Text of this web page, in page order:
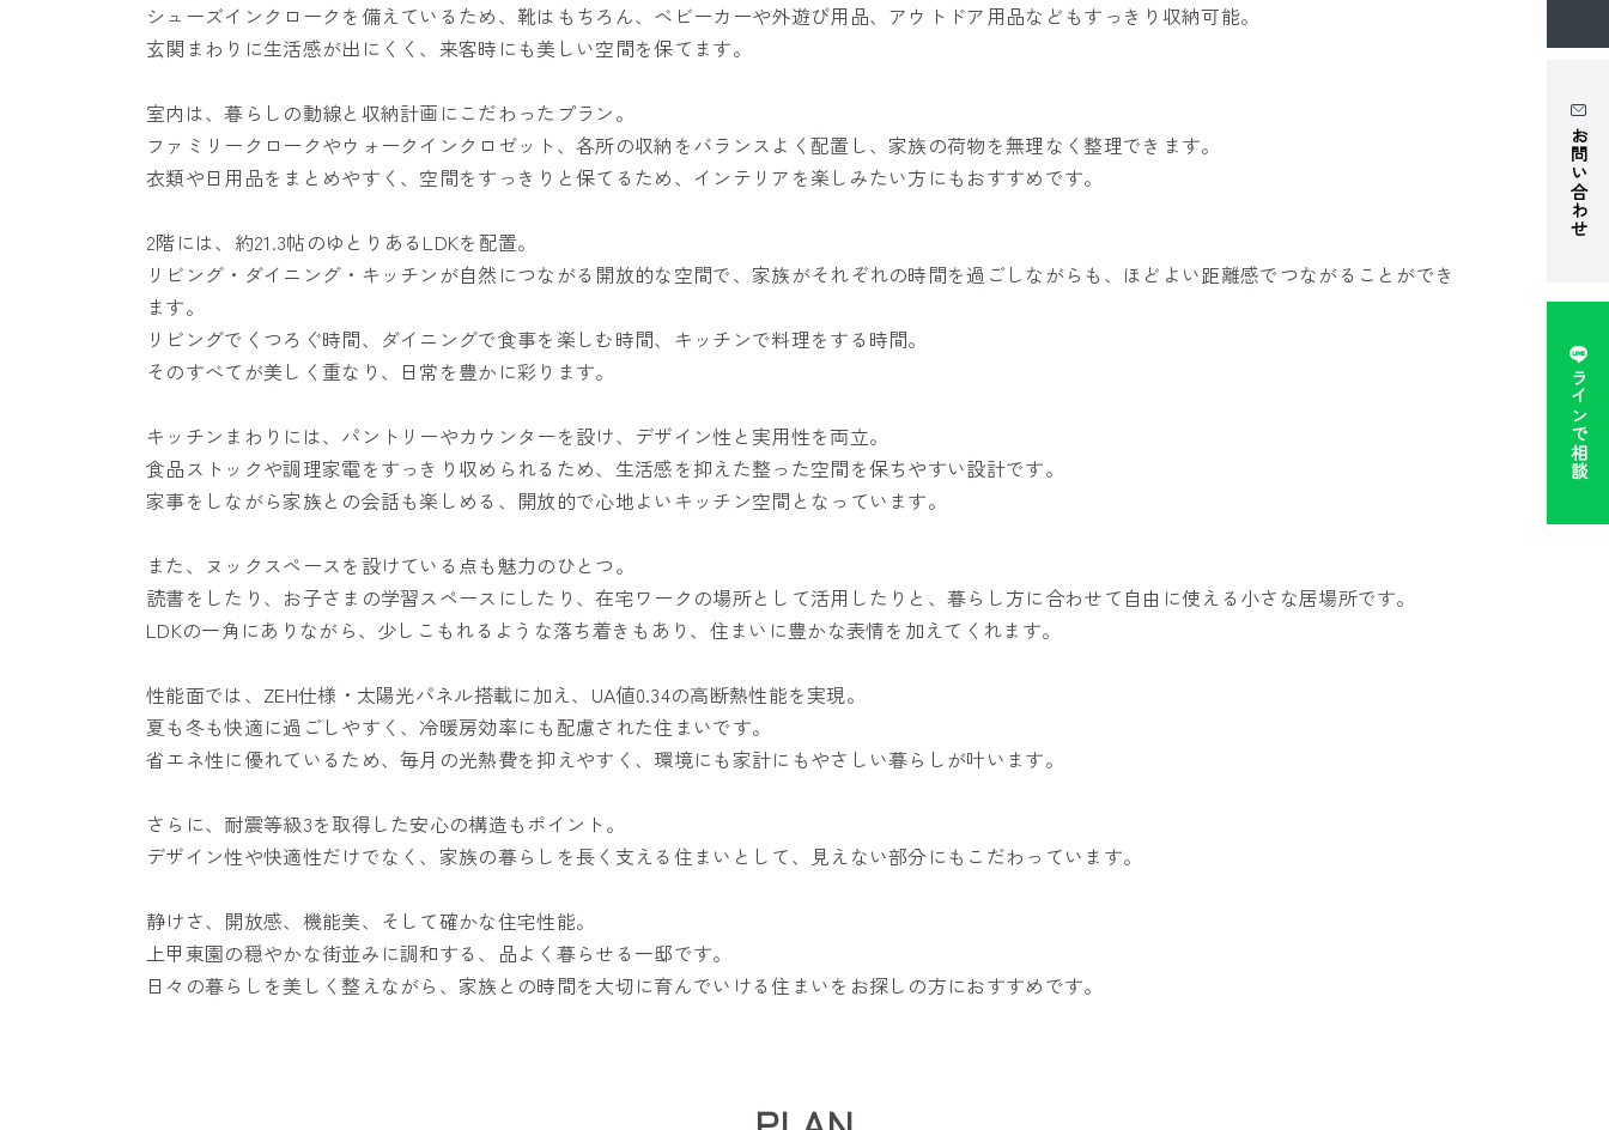
お問い合わせ
ラインで相談
シューズインクロークを備えているため、靴はもちろん、ベビーカーや外遊び用品、アウトドア用品などもすっきり収納可能。
玄関まわりに生活感が出にくく、来客時にも美しい空間を保てます。
室内は、暮らしの動線と収納計画にこだわったプラン。
ファミリークロークやウォークインクロゼット、各所の収納をバランスよく配置し、家族の荷物を無理なく整理できます。
衣類や日用品をまとめやすく、空間をすっきりと保てるため、インテリアを楽しみたい方にもおすすめです。
2階には、約21.3帖のゆとりあるLDKを配置。
リビング・ダイニング・キッチンが自然につながる開放的な空間で、家族がそれぞれの時間を過ごしながらも、ほどよい距離感でつながることができ
ます。
リビングでくつろぐ時間、ダイニングで食事を楽しむ時間、キッチンで料理をする時間。
そのすべてが美しく重なり、日常を豊かに彩ります。
キッチンまわりには、パントリーやカウンターを設け、デザイン性と実用性を両立。
食品ストックや調理家電をすっきり収められるため、生活感を抑えた整った空間を保ちやすい設計です。
家事をしながら家族との会話も楽しめる、開放的で心地よいキッチン空間となっています。
また、ヌックスペースを設けている点も魅力のひとつ。
読書をしたり、お子さまの学習スペースにしたり、在宅ワークの場所として活用したりと、暮らし方に合わせて自由に使える小さな居場所です。
LDKの一角にありながら、少しこもれるような落ち着きもあり、住まいに豊かな表情を加えてくれます。
性能面では、ZEH仕様・太陽光パネル搭載に加え、UA値0.34の高断熱性能を実現。
夏も冬も快適に過ごしやすく、冷暖房効率にも配慮された住まいです。
省エネ性に優れているため、毎月の光熱費を抑えやすく、環境にも家計にもやさしい暮らしが叶います。
さらに、耐震等級3を取得した安心の構造もポイント。
デザイン性や快適性だけでなく、家族の暮らしを長く支える住まいとして、見えない部分にもこだわっています。
静けさ、開放感、機能美、そして確かな住宅性能。
上甲東園の穏やかな街並みに調和する、品よく暮らせる一邸です。
日々の暮らしを美しく整えながら、家族との時間を大切に育んでいける住まいをお探しの方におすすめです。